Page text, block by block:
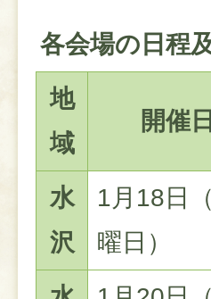
各会場の日程
地
域
開催日
水
沢
1月18日
曜日）